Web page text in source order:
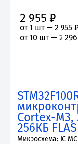
2 955 ₽
от 1 шт — 2 955 ₽
от 10 шт — 2
Cortex-M3,
256КБ
Микросхема: IC